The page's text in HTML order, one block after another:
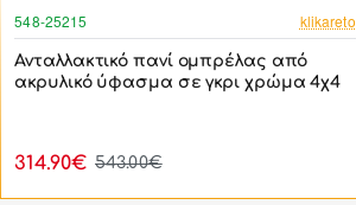
548-25215 klikareto
Ανταλλακτικό πανί ομπρέλας από
ακρυλικό ύφασμα σε γκρι χρώμα 4χ4
314.90€ 543.00€